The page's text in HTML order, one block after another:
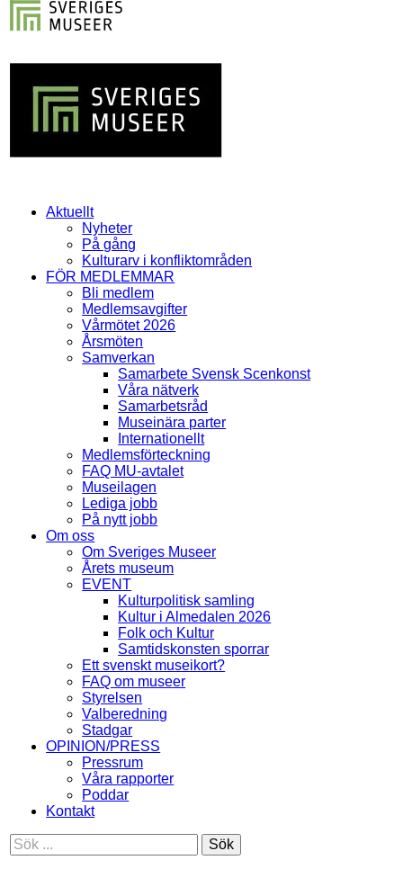
Aktuellt
Nyheter
På gång
Kulturarv i konfliktområden
FÖR MEDLEMMAR
Bli medlem
Medlemsavgifter
Vårmötet 2026
Årsmöten
Samverkan
Samarbete Svensk Scenkonst
Våra nätverk
Samarbetsråd
Museinära parter
Internationellt
Medlemsförteckning
FAQ MU-avtalet
Museilagen
Lediga jobb
På nytt jobb
Om oss
Om Sveriges Museer
Årets museum
EVENT
Kulturpolitisk samling
Kultur i Almedalen 2026
Folk och Kultur
Samtidskonsten sporrar
Ett svenskt museikort?
FAQ om museer
Styrelsen
Valberedning
Stadgar
OPINION/PRESS
Pressrum
Våra rapporter
Poddar
Kontakt
Sök